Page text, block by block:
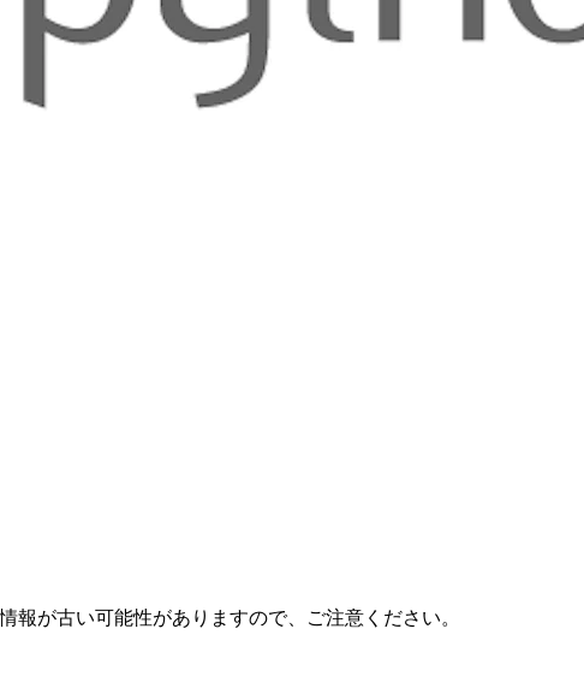
が古い可能性がありますので、ご注意ください。